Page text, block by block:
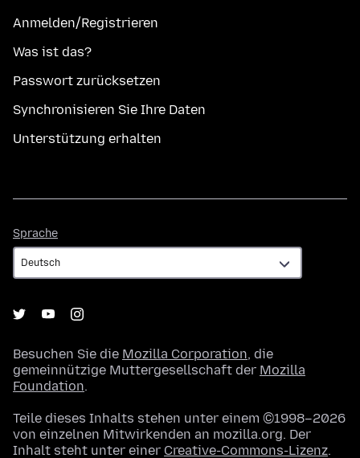
Anmelden/Registrieren
Was ist das?
Passwort zurücksetzen
Synchronisieren Sie Ihre Daten
Unterstützung erhalten
Sprache
Besuchen Sie die Mozilla Corporation, die
gemeinnützige Muttergesellschaft der Mozilla
Foundation.
Teile dieses Inhalts stehen unter einem ©1998–2026
von einzelnen Mitwirkenden an mozilla.org. Der
Inhalt steht unter einer Creative-Commons-Lizenz.